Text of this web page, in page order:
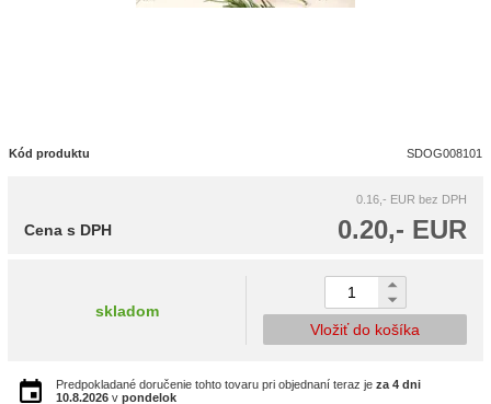
Kód produktu SDOG008101
0.16,- EUR bez DPH
0.20,- EUR
Cena s DPH
skladom
Vložiť do košíka
Predpokladané doručenie tohto tovaru pri objednaní teraz je za 4 dni
10.8.2026 v pondelok